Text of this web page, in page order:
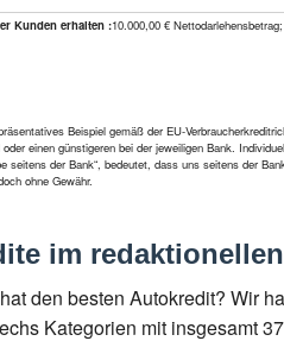
Kunden erhalten :10.000,00 €
Beispiel gemäß der EU-
einen günstigeren bei der jeweiligen Bank.
seitens der Bank“, bedeutet, dass uns seitens der
ohne Gewähr.
im
den besten Autokredit? Wir
Kategorien mit insgesamt